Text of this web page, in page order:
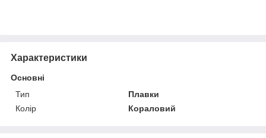
Характеристики
Основні
Тип
Плавки
Колір
Кораловий